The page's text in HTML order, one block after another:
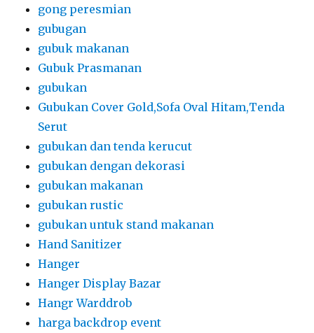
gong peresmian
gubugan
gubuk makanan
Gubuk Prasmanan
gubukan
Gubukan Cover Gold,Sofa Oval Hitam,Tenda
Serut
gubukan dan tenda kerucut
gubukan dengan dekorasi
gubukan makanan
gubukan rustic
gubukan untuk stand makanan
Hand Sanitizer
Hanger
Hanger Display Bazar
Hangr Warddrob
harga backdrop event